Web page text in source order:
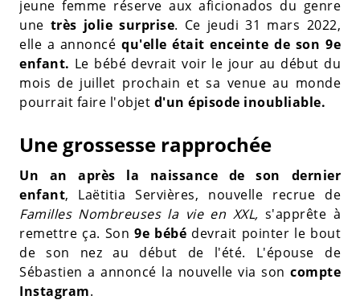
jeune femme réserve aux aficionados du genre
une très jolie surprise. Ce jeudi 31 mars 2022,
elle a annoncéqu'elle était enceinte de son 9e
enfant. Le bébé devrait voir le jour au début du
mois de juillet prochain et sa venue au monde
pourrait faire l'objet d'un épisode inoubliable.
Une grossesse rapprochée
Un an après la naissance de son dernier
enfant, Laëtitia Servières, nouvelle recrue de
Familles Nombreuses la vie en XXL, s'apprête à
remettre ça. Son 9e bébé devrait pointer le bout
de son nez au début de l'été. L'épouse de
Sébastien a annoncé la nouvelle via son compte
Instagram.